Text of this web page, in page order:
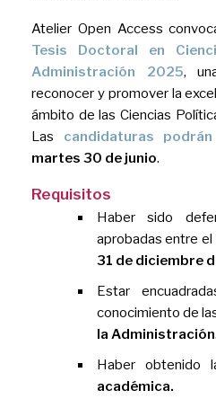
Atelier Open Access
Tesis Doctoral en
Administración 2025,
reconocer y promover la
ámbito de las Ciencias
Las candidaturas
martes 30 de junio.
Requisitos
Haber sido
aprobadas entre el
31 de diciembre
Estar
conocimiento de
la Administración.
Haber obtenido
académica.